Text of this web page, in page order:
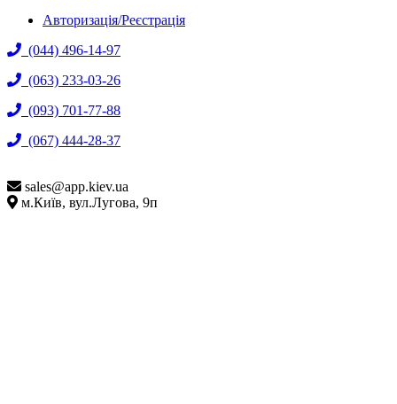
Авторизація/Реєстрація
(044) 496-14-97
(063) 233-03-26
(093) 701-77-88
(067) 444-28-37
sales@app.kiev.ua
м.Київ, вул.Лугова, 9п